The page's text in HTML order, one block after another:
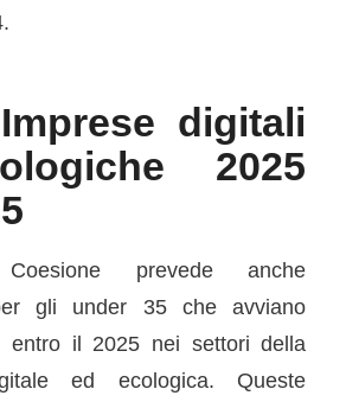
digitali
2025
prevede anche
gli under 35 che avviano
entro il 2025 nei settori della
ed ecologica. Queste